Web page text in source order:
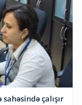
çalışır